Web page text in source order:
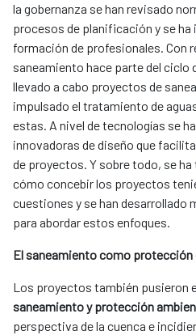
la gobernanza se han revisado
procesos de planificación y se
formación de profesionales. Con
saneamiento hace parte del ciclo
llevado a cabo proyectos de
impulsado el tratamiento de
estas. A nivel de tecnologías se
innovadoras de diseño que
de proyectos. Y sobre todo, se
cómo concebir los proyectos
cuestiones y se han desarrollado
para abordar estos enfoques.
El saneamiento como
Los proyectos también pusieron
saneamiento y protección
perspectiva de la cuenca e